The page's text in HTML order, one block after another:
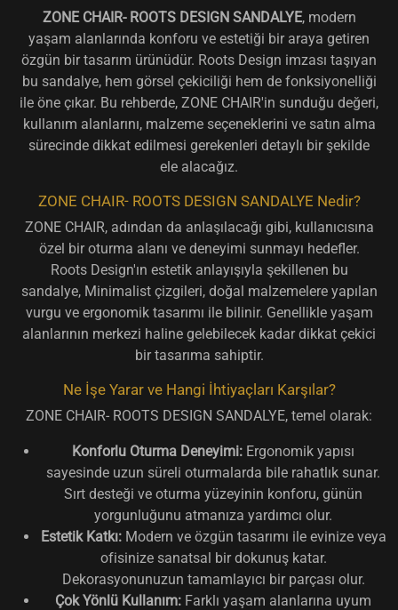
ZONE CHAIR- ROOTS DESIGN SANDALYE, modern
yaşam alanlarında konforu ve estetiği bir araya getiren
özgün bir tasarım ürünüdür. Roots Design imzası taşıyan
bu sandalye, hem görsel çekiciliği hem de fonksiyonelliği
ile öne çıkar. Bu rehberde, ZONE CHAIR'in sunduğu değeri,
kullanım alanlarını, malzeme seçeneklerini ve satın alma
sürecinde dikkat edilmesi gerekenleri detaylı bir şekilde
ele alacağız.
ZONE CHAIR- ROOTS DESIGN SANDALYE Nedir?
ZONE CHAIR, adından da anlaşılacağı gibi, kullanıcısına
özel bir oturma alanı ve deneyimi sunmayı hedefler.
Roots Design'ın estetik anlayışıyla şekillenen bu
sandalye, Minimalist çizgileri, doğal malzemelere yapılan
vurgu ve ergonomik tasarımı ile bilinir. Genellikle yaşam
alanlarının merkezi haline gelebilecek kadar dikkat çekici
bir tasarıma sahiptir.
Ne İşe Yarar ve Hangi İhtiyaçları Karşılar?
ZONE CHAIR- ROOTS DESIGN SANDALYE, temel olarak:
Konforlu Oturma Deneyimi: Ergonomik yapısı
sayesinde uzun süreli oturmalarda bile rahatlık sunar.
Sırt desteği ve oturma yüzeyinin konforu, günün
yorgunluğunu atmanıza yardımcı olur.
Estetik Katkı:Modern ve özgün tasarımı ile evinize veya
ofisinize sanatsal bir dokunuş katar.
Dekorasyonunuzun tamamlayıcı bir parçası olur.
Çok Yönlü Kullanım: Farklı yaşam alanlarına uyum